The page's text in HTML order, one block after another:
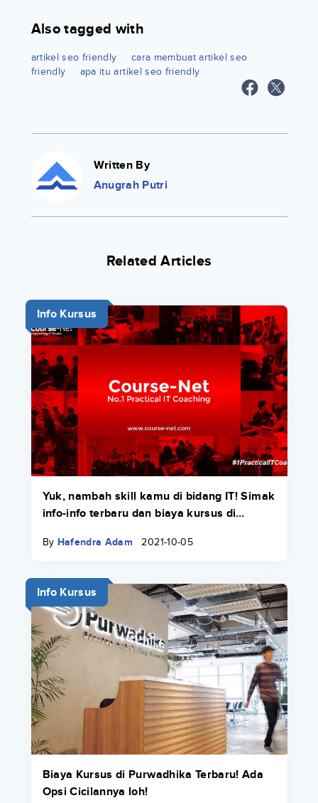
Also tagged with
artikel seo friendly
cara membuat artikel seo
friendly
apa itu artikel seo friendly
Written By
Anugrah Putri
Related Articles
Info Kursus
Yuk, nambah skill kamu di bidang IT! Simak
info-info terbaru dan biaya kursus di
By Hafendra Adam 2021-10-05
Info Kursus
Biaya Kursus di Purwadhika Terbaru! Ada
Opsi Cicilannya loh!